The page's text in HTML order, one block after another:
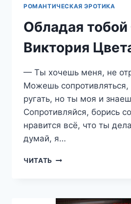
РОМАНТИЧЕСКАЯ ЭРОТИКА
Обладая
Виктория
— Ты хочешь меня, не
Можешь сопротивляться,
ругать, но ты моя и
Сопротивляйся, борись
нравится всё, что ты
думай, я…
ЧИТАТЬ ОБЛАДАЯ
ЦВЕТАЕВА